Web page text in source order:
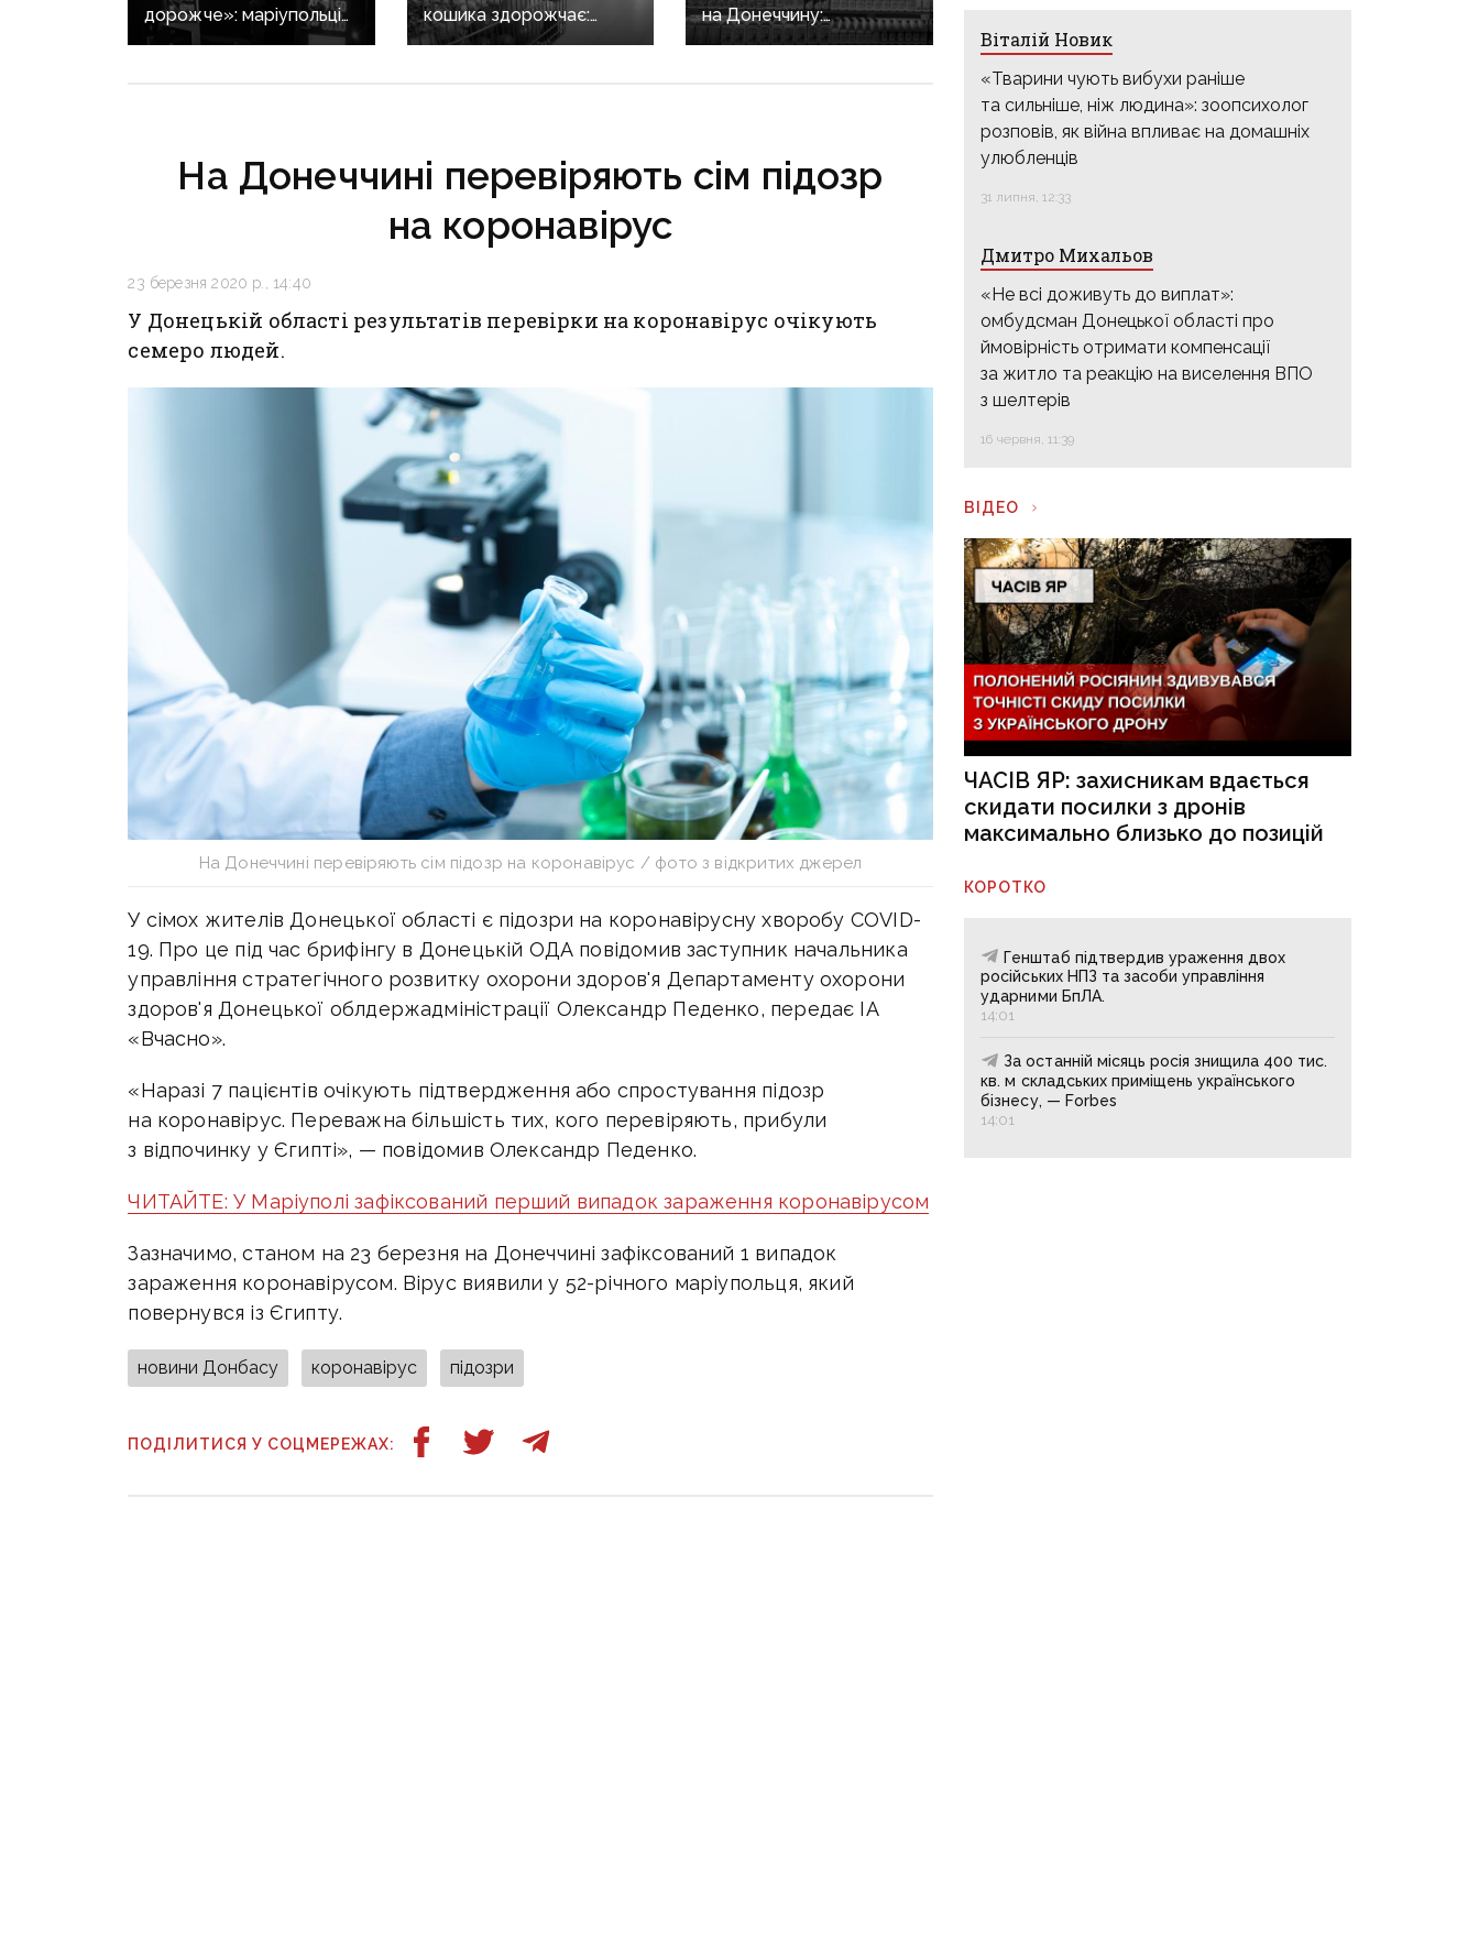
дорожче»: маріупольці
в окупації скаржаться на
кошика здорожчає:
на які товари піднімуть
на Донеччину:
у Добропіллі відкрили
На Донеччині перевіряють сім підозр
на коронавірус
23 березня 2020 р., 14:40
У Донецькій області результатів перевірки на коронавірус очікують
семеро людей.
На Донеччині перевіряють сім підозр на коронавірус / фото з відкритих джерел
У сімох жителів Донецької області є підозри на коронавірусну хворобу COVID-
19. Про це під час брифінгу в Донецькій ОДА повідомив заступник начальника
управління стратегічного розвитку охорони здоров'я Департаменту охорони
здоров'я Донецької облдержадміністрації Олександр Педенко, передає ІА
«Вчасно».
«Наразі 7 пацієнтів очікують підтвердження або спростування підозр
на коронавірус. Переважна більшість тих, кого перевіряють, прибули
з відпочинку у Єгипті», — повідомив Олександр Педенко.
ЧИТАЙТЕ: У Маріуполі зафіксований перший випадок зараження коронавірусом
Зазначимо, станом на 23 березня на Донеччині зафіксований 1 випадок
зараження коронавірусом. Вірус виявили у 52-річного маріупольця, який
повернувся із Єгипту.
новини Донбасу коронавірус підозри
ПОДІЛИТИСЯ У СОЦМЕРЕЖАХ:
Віталій Новик
«Тварини чують вибухи раніше
та сильніше, ніж людина»: зоопсихолог
розповів, як війна впливає на домашніх
улюбленців
31 липня, 12:33
Дмитро Михальов
«Не всі доживуть до виплат»:
омбудсман Донецької області про
ймовірність отримати компенсації
за житло та реакцію на виселення ВПО
з шелтерів
16 червня, 11:39
ВІДЕО
ЧАСІВ ЯР: захисникам вдається
скидати посилки з дронів
максимально близько до позицій
КОРОТКО
Генштаб підтвердив ураження двох
російських НПЗ та засоби управління
ударними БпЛА.
14:01
За останній місяць росія знищила 400 тис.
кв. м складських приміщень українського
бізнесу, — Forbes
14:01